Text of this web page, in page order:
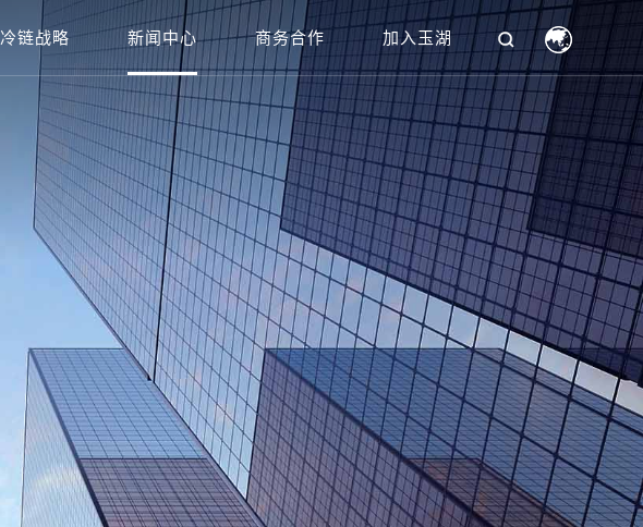
冷链战略 新闻中心 商务合作 加入玉湖